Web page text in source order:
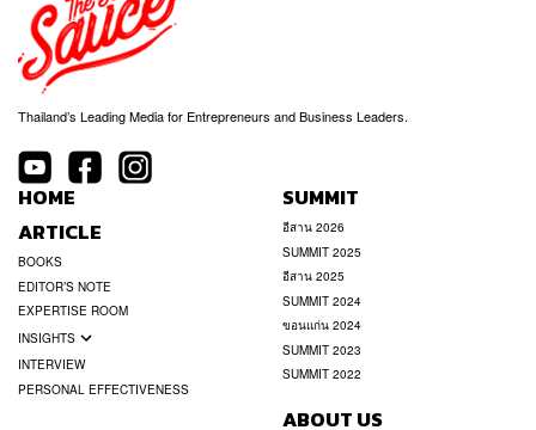
Thailand’s Leading Media for Entrepreneurs and Business Leaders.
HOME
ARTICLE
BOOKS
EDITOR’S NOTE
EXPERTISE ROOM
INSIGHTS
INTERVIEW
PERSONAL EFFECTIVENESS
SUMMIT
อีสาน 2026
SUMMIT 2025
อีสาน 2025
SUMMIT 2024
ขอนแก่น 2024
SUMMIT 2023
SUMMIT 2022
ABOUT US